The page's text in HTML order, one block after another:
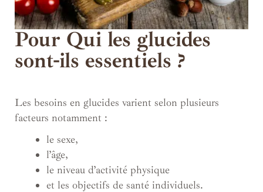
Pour Qui les glucides
sont-ils essentiels ?
Les besoins en glucides varient selon plusieurs
facteurs notamment :
le sexe,
l’âge,
le niveau d’activité physique
et les objectifs de santé individuels.